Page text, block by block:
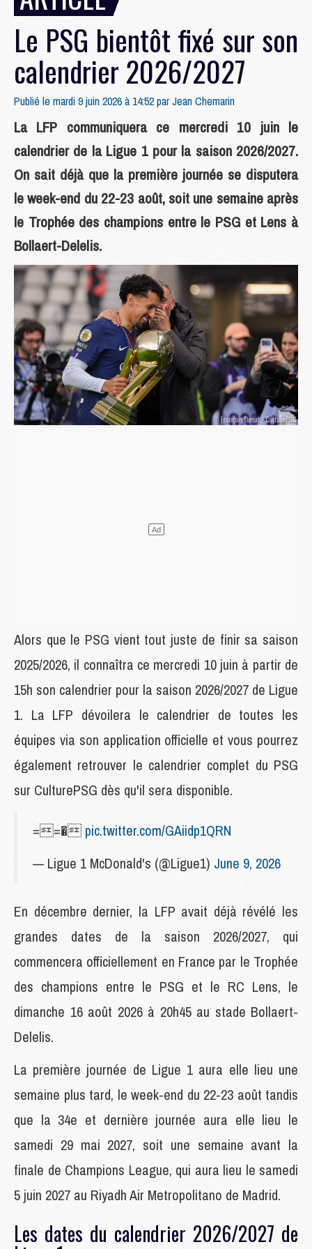
Le PSG bientôt fixé sur son
calendrier 2026/2027
Publié le mardi 9 juin 2026 à 14:52 parJean Chemarin
La LFP communiquera ce mercredi 10 juin le
calendrier de la Ligue 1 pour la saison 2026/2027.
On sait déjà que la première journée se disputera
le week-end du 22-23 août, soit une semaine après
le Trophée des champions entre le PSG et Lens à
Bollaert-Delelis.
Alors que le PSG vient tout juste de finir sa saison
2025/2026, il connaîtra ce mercredi 10 juin à partir de
15h son calendrier pour la saison 2026/2027 de Ligue
1. La LFP dévoilera le calendrier de toutes les
équipes via son application officielle et vous pourrez
également retrouver le calendrier complet du PSG
sur CulturePSG dès qu'il sera disponible.
==� pic.twitter.com/GAiidp1QRN
— Ligue 1 McDonald's (@Ligue1) June 9, 2026
En décembre dernier, la LFP avait déjà révélé les
grandes dates de la saison 2026/2027, qui
commencera officiellement en France par le Trophée
des champions entre le PSG et le RC Lens, le
dimanche 16 août 2026 à 20h45 au stade Bollaert-
Delelis.
La première journée de Ligue 1 aura elle lieu une
semaine plus tard, le week-end du 22-23 août tandis
que la 34e et dernière journée aura elle lieu le
samedi 29 mai 2027, soit une semaine avant la
finale de Champions League, qui aura lieu le samedi
5 juin 2027 au Riyadh Air Metropolitano de Madrid.
Les dates du calendrier 2026/2027 de